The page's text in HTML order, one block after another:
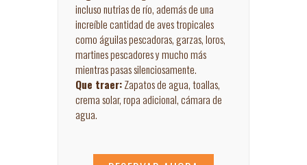
incluso nutrias de río, además de una
increíble cantidad de aves tropicales
como águilas pescadoras, garzas, loros,
martines pescadores y mucho más
mientras pasas silenciosamente.
Que traer:Zapatos de agua, toallas,
crema solar, ropa adicional, cámara de
agua.